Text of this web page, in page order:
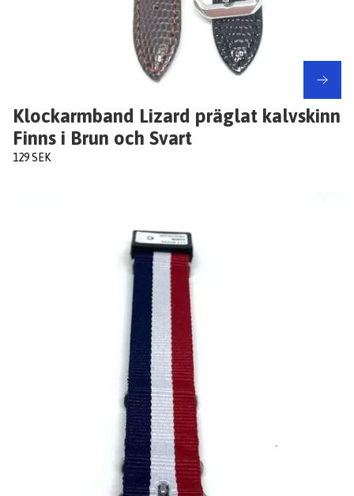
Klockarmband Lizard präglat kalvskinn
Finns i Brun och Svart
129 SEK